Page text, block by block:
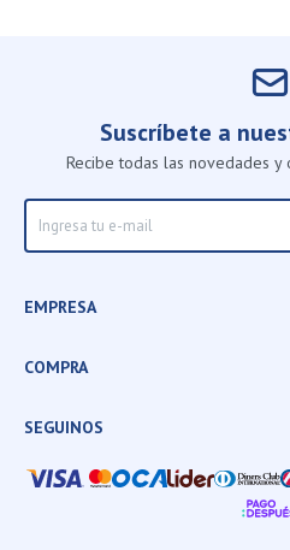
Suscríbete a
Recibe todas las novedades
EMPRESA
COMPRA
SEGUINOS